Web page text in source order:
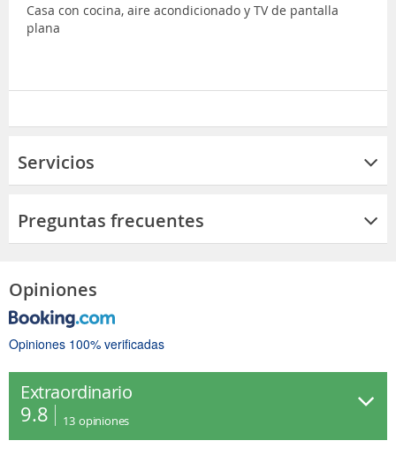
Casa con cocina, aire acondicionado y TV de pantalla
plana
Servicios
Preguntas frecuentes
Opiniones
Opiniones 100% verificadas
Extraordinario
9.8 13 opiniones